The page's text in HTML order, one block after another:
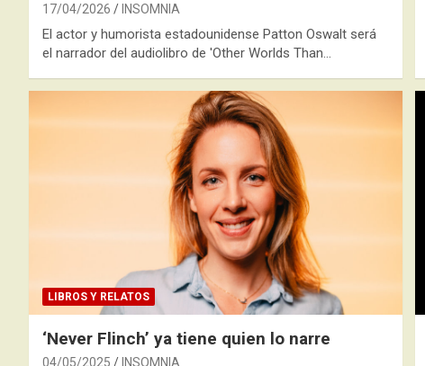
17/04/2026 INSOMNIA
El actor y humorista estadounidense Patton Oswalt será
el narrador del audiolibro de 'Other Worlds Than…
LIBROS Y RELATOS
‘Never Flinch’ ya tiene quien lo narre
04/05/2025 INSOMNIA